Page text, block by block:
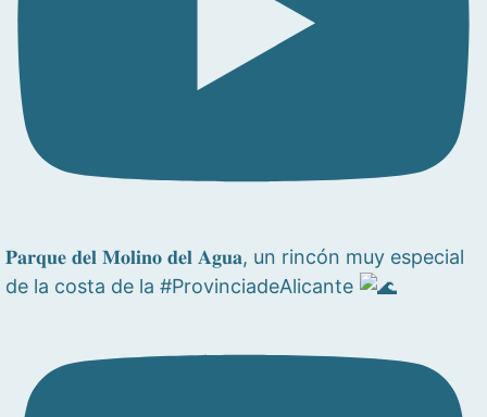
𝐏𝐚𝐫𝐪𝐮𝐞 𝐝𝐞𝐥 𝐌𝐨𝐥𝐢𝐧𝐨 𝐝𝐞𝐥 𝐀𝐠𝐮𝐚, un rincón muy especial
de la costa de la #ProvinciadeAlicante